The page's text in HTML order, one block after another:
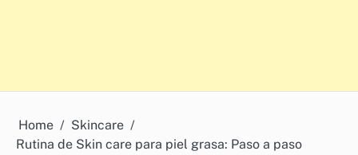
Home
Skincare
Rutina de Skin care para piel grasa: Paso a paso